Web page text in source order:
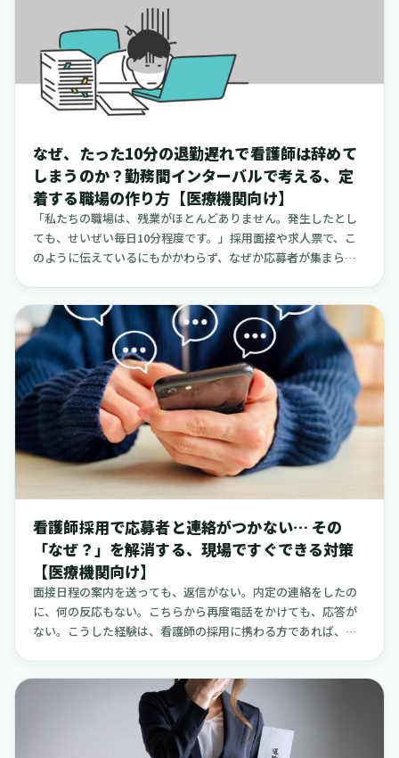
極めること」「初診や予防接種といった、性質の異なる来院目
的を分けること」「院内の表示とスタッフからのアナウンスを
丁寧に行うこと」の三点です。これらが運用の成否を左右する
といっても過言ではないかもしれません。
なぜ、たった10分の退勤遅れで看護師は辞めて
しまうのか？勤務間インターバルで考える、定
着する職場の作り方【医療機関向け】
「私たちの職場は、残業がほとんどありません。発生したとし
ても、せいぜい毎日10分程度です。」採用面接や求人票で、こ
のように伝えているにもかかわらず、なぜか応募者が集まらな
かもしれません。実は、この「毎日10分」の退勤の遅れは、看
護師一人ひとりの生活設計にとって、決して小さな影響ではあ
りません。例えば、ある看護師さんの1日を想像してみてくださ
い。定時は17時。もし10分遅れて17時10分に職場を出ると、い
つも乗るはずだった電車に間に合わず、次の電車を待つことに
なります。たった1本乗り過ごしただけかもしれませんが、その
影響は連鎖的に広がっていきます。駅に着く時間が遅れれば、
保育園のお迎えが延長保育の時間にかかってしまい、追加の料
金が発生するかもしれません。家に帰り着く時間も遅くなり、
そこから慌ただしく夕食の準備を始めることになります。入浴
ろにずれていきます。そして最後に削られてしまうのが、自分
自身の休息や睡眠の時間です。この10分の遅れが、1ヶ月（勤務
日数22日で換算）積み重なると、約3時間40分にもなります。年
間では44時間、つまり丸2日近い勤務時間と同じくらいの時間
が、予定外に失われている計算になります。
看護師採用で応募者と連絡がつかない… その
「なぜ？」を解消する、現場ですぐできる対策
【医療機関向け】
面接日程の案内を送っても、返信がない。内定の連絡をしたの
に、何の反応もない。こちらから再度電話をかけても、応答が
ない。こうした経験は、看護師の採用に携わる方であれば、一
せん。厚生労働省の発表によると、看護師を含む「保健師、助
産師、看護師」の有効求人倍率は、近年2倍前後で推移してお
り、これは全職業の平均と比べても高い水準です。つまり、一人
の看護師さんに対して多くの求人があり、応募者は複数の施設